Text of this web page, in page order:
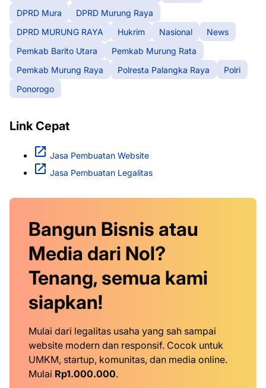
DPRD Mura
DPRD Murung Raya
DPRD MURUNG RAYA
Hukrim Nasional
News
Pemkab Barito Utara
Pemkab Murung Rata
Pemkab Murung Raya
Polresta Palangka Raya
Polri
Ponorogo
Link Cepat
Jasa Pembuatan Website
Jasa Pembuatan Legalitas
Bangun Bisnis atau
Media dari Nol?
Tenang, semua kami
siapkan!
Mulai dari legalitas usaha yang sah sampai
website modern dan responsif. Cocok untuk
UMKM, startup, komunitas, dan media online.
Mulai Rp1.000.000.